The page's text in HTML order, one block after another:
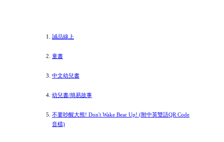
誠品線上
童書
中文幼兒書
幼兒書/簡易故事
不要吵醒大熊! Don't Wake Bear Up! (附中英雙語QR Code
音檔)